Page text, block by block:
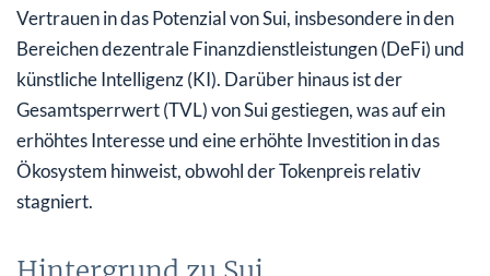
Vertrauen in das Potenzial von Sui, insbesondere in den
Bereichen dezentrale Finanzdienstleistungen (DeFi) und
künstliche Intelligenz (KI). Darüber hinaus ist der
Gesamtsperrwert (TVL) von Sui gestiegen, was auf ein
erhöhtes Interesse und eine erhöhte Investition in das
Ökosystem hinweist, obwohl der Tokenpreis relativ
stagniert.